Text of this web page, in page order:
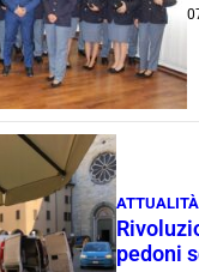
ATTUALITÀ
pedoni